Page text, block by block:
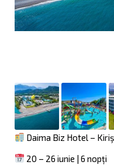
Daima Biz Hotel –
20 – 26 iunie | 6 nopți